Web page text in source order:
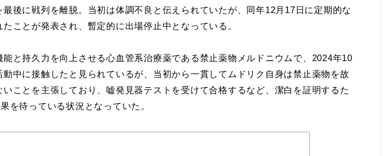
後に戦列を離脱。当初は体調不良と伝えられていたが、同年12月17日に定期的な
ことが発表され、暫定的に出場停止中となっている。
と持久力を向上させる心血管系治療薬である禁止薬物メルドニウムで、2024年10
動中に接触したと見られているが、当初から一貫してムドリク自身は禁止薬物を故
ことを主張しており、嘘発見器テストを受けて合格するなど、潔白を証明するた
を待っている状況となっていた。